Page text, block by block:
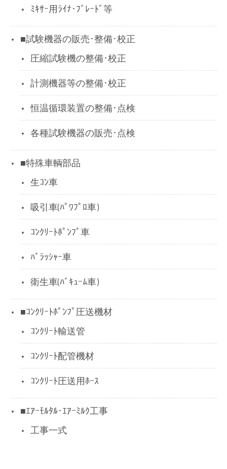
ﾐｷｻｰ用ﾗｲﾅ･ﾌﾞﾚｰﾄﾞ等
■試験機器の販売･整備･校正
圧縮試験機の整備･校正
計測機器等の整備･校正
恒温循環装置の整備･点検
各種試験機器の販売･点検
■特殊車輌部品
生ｺﾝ車
吸引車(ﾊﾟﾜﾌﾟﾛ車)
ｺﾝｸﾘｰﾄﾎﾟﾝﾌﾟ車
ﾊﾞﾗｯｼｬｰ車
衛生車(ﾊﾞｷｭｰﾑ車)
■ｺﾝｸﾘｰﾄﾎﾟﾝﾌﾟ圧送機材
ｺﾝｸﾘｰﾄ輸送管
ｺﾝｸﾘｰﾄ配管機材
ｺﾝｸﾘｰﾄ圧送用ﾎｰｽ
■ｴｱｰﾓﾙﾀﾙ･ｴｱｰﾐﾙｸ工事
工事一式